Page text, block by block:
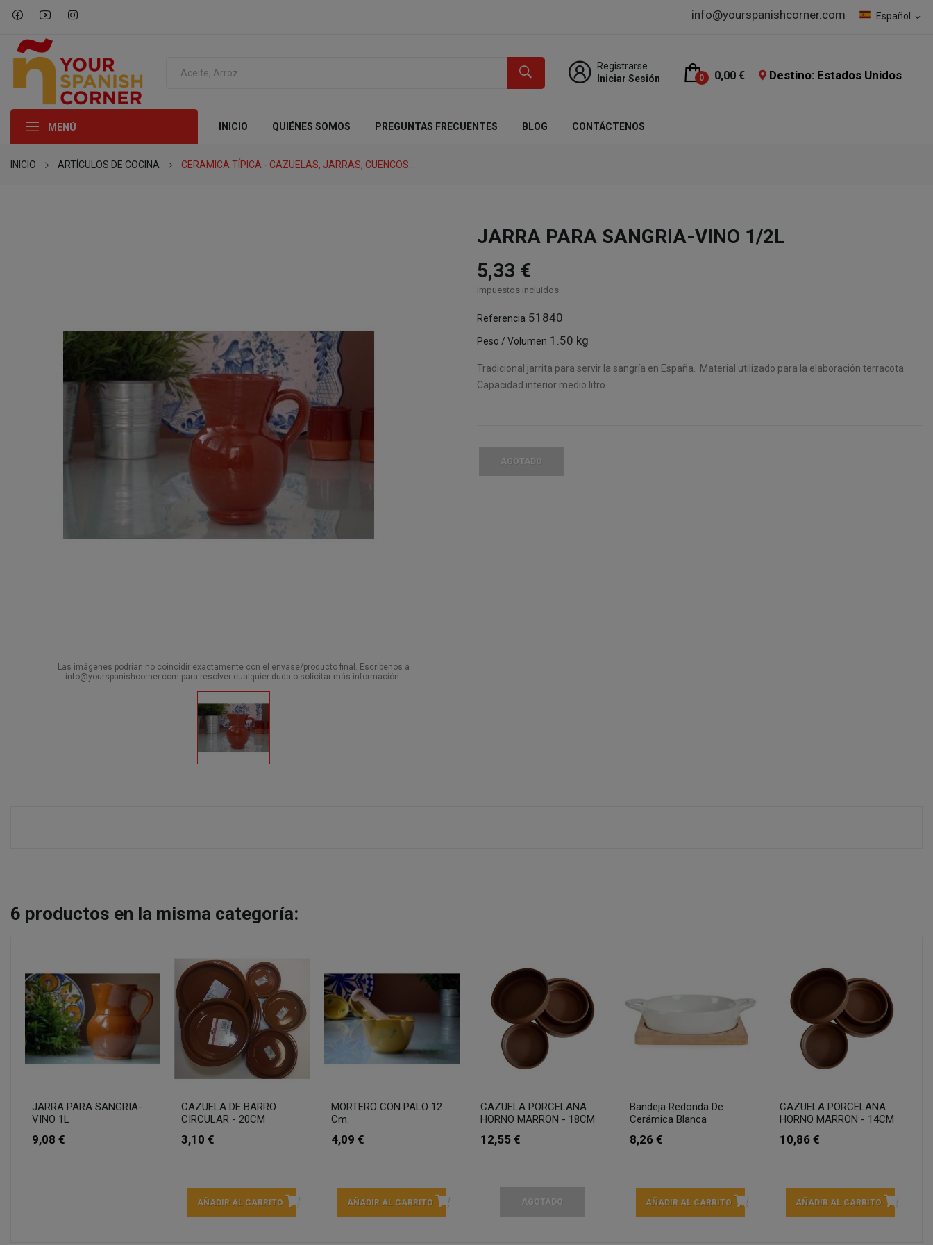
Español expand_more
info@yourspanishcorner.com
Registrarse
Iniciar Sesión
0 0,00 € Destino: Estados Unidos
MENÚ INICIO QUIÉNES SOMOS PREGUNTAS FRECUENTES BLOG CONTÁCTENOS
INICIO ARTÍCULOS DE COCINA CERAMICA TÍPICA - CAZUELAS, JARRAS, CUENCOS...
Las imágenes podrían no coincidir exactamente con el envase/producto final. Escríbenos a
info@yourspanishcorner.com para resolver cualquier duda o solicitar más información.
JARRA PARA SANGRIA-VINO 1/2L
5,33 €
Impuestos incluidos
Referencia 51840
Peso / Volumen 1.50 kg
Tradicional jarrita para servir la sangría en España. Material utilizado para la elaboración terracota.
Capacidad interior medio litro.
AGOTADO
6 productos en la misma categoría:
JARRA PARA SANGRIA-
VINO 1L
9,08 €
CAZUELA DE BARRO
CIRCULAR - 20CM
3,10 €
AÑADIR AL CARRITO
MORTERO CON PALO 12
Cm.
4,09 €
AÑADIR AL CARRITO
CAZUELA PORCELANA
HORNO MARRON - 18CM
12,55 €
AGOTADO
Bandeja Redonda De
Cerámica Blanca
8,26 €
AÑADIR AL CARRITO
CAZUELA PORCELANA
HORNO MARRON - 14CM
10,86 €
AÑADIR AL CARRITO